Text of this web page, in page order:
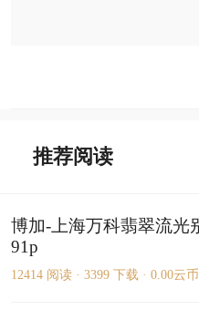
推荐阅读
博加-上海万科翡翠流光
91p
12414 阅读 · 3399 下载 · 0.00云币